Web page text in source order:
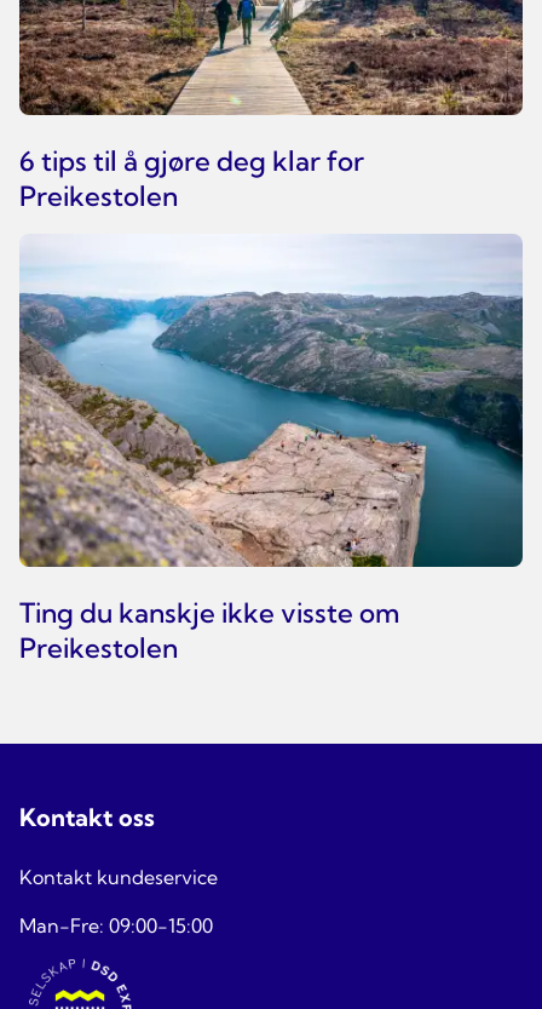
6 tips til å gjøre deg klar for
Preikestolen
Ting du kanskje ikke visste om
Preikestolen
Kontakt oss
Kontakt kundeservice
Man-Fre: 09:00-15:00